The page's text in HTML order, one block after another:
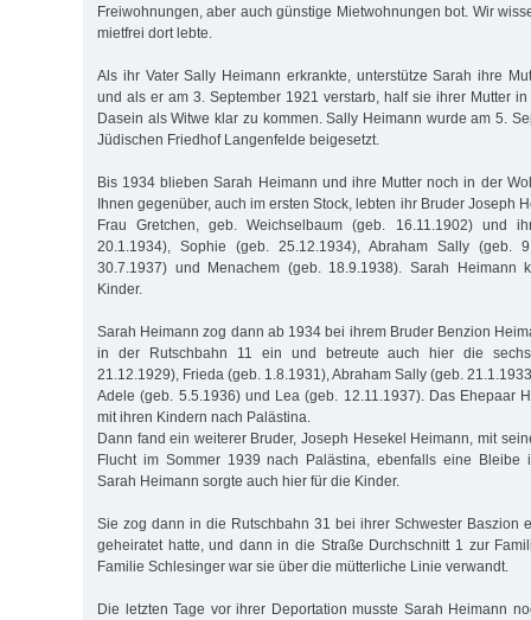
Freiwohnungen, aber auch günstige Mietwohnungen bot. Wir
mietfrei dort lebte.
Als ihr Vater Sally Heimann erkrankte, unterstütze Sarah ihre
und als er am 3. September 1921 verstarb, half sie ihrer Mutter
Dasein als Witwe klar zu kommen. Sally Heimann wurde am 5.
Jüdischen Friedhof Langenfelde beigesetzt.
Bis 1934 blieben Sarah Heimann und ihre Mutter noch in der
Ihnen gegenüber, auch im ersten Stock, lebten ihr Bruder Joseph
Frau Gretchen, geb. Weichselbaum (geb. 16.11.1902) und
20.1.1934), Sophie (geb. 25.12.1934), Abraham Sally (geb.
30.7.1937) und Menachem (geb. 18.9.1938). Sarah Heimann
Kinder.
Sarah Heimann zog dann ab 1934 bei ihrem Bruder Benzion
in der Rutschbahn 11 ein und betreute auch hier die
21.12.1929), Frieda (geb. 1.8.1931), Abraham Sally (geb.
Adele (geb. 5.5.1936) und Lea (geb. 12.11.1937). Das Ehepaar
mit ihren Kindern nach Palästina.
Dann fand ein weiterer Bruder, Joseph Hesekel Heimann, mit
Flucht im Sommer 1939 nach Palästina, ebenfalls eine Bleibe
Sarah Heimann sorgte auch hier für die Kinder.
Sie zog dann in die Rutschbahn 31 bei ihrer Schwester Baszion
geheiratet hatte, und dann in die Straße Durchschnitt 1 zur
Familie Schlesinger war sie über die mütterliche Linie verwandt.
Die letzten Tage vor ihrer Deportation musste Sarah Heimann